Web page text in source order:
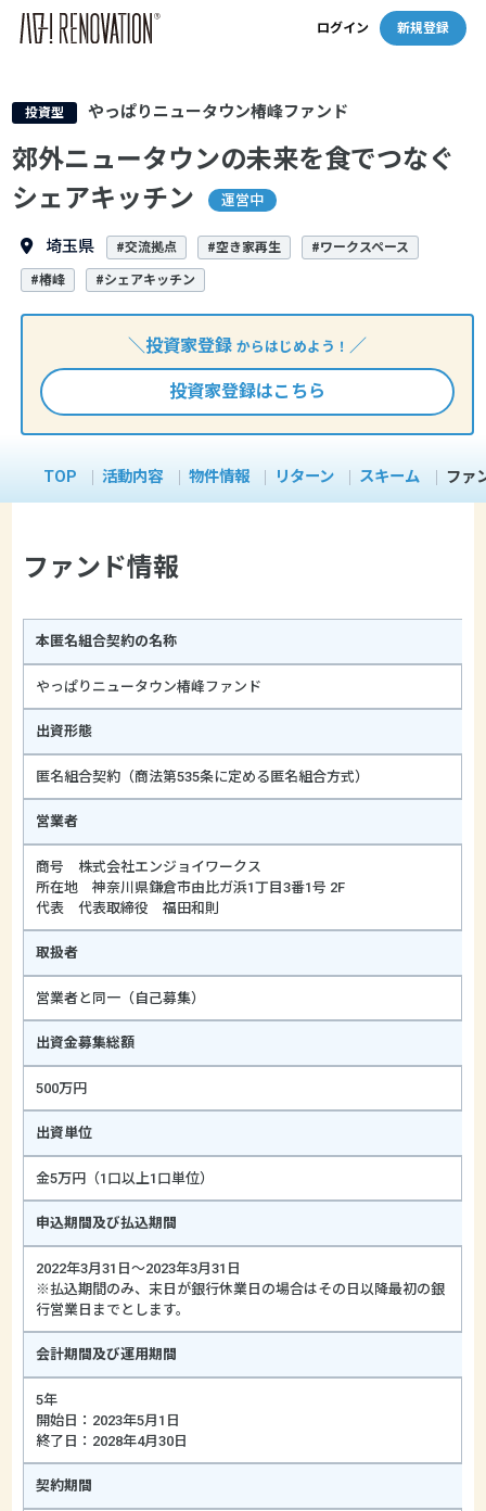
ログイン 新規登録
投資型 やっぱりニュータウン椿峰ファンド
郊外ニュータウンの未来を食でつなぐ
シェアキッチン
運営中
埼玉県 #交流拠点 #空き家再生 #ワークスペース
#椿峰 #シェアキッチン
＼投資家登録 からはじめよう！ ／
投資家登録はこちら
TOP 活動内容 物件情報 リターン スキーム ファ
ファンド情報
本匿名組合契約の名称
やっぱりニュータウン椿峰ファンド
出資形態
匿名組合契約（商法第535条に定める匿名組合方式）
営業者
商号 株式会社エンジョイワークス
所在地 神奈川県鎌倉市由比ガ浜1丁目3番1号 2F
代表 代表取締役 福田和則
取扱者
営業者と同一（自己募集）
出資金募集総額
500万円
出資単位
金5万円（1口以上1口単位）
申込期間及び払込期間
2022年3月31日～2023年3月31日
※払込期間のみ、末日が銀行休業日の場合はその日以降最初の銀
行営業日までとします。
会計期間及び運用期間
5年
開始日：2023年5月1日
終了日：2028年4月30日
契約期間